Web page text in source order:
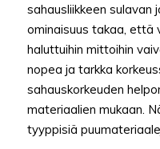
sahausliikkeen sulavan
ominaisuus takaa, että
haluttuihin mittoihin
nopea ja tarkka
sahauskorkeuden
materiaalien mukaan.
tyyppisiä